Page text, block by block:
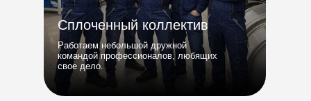
Сплоченный коллектив
Работаем небольшой дружной
командой профессионалов, любящих
свое дело.